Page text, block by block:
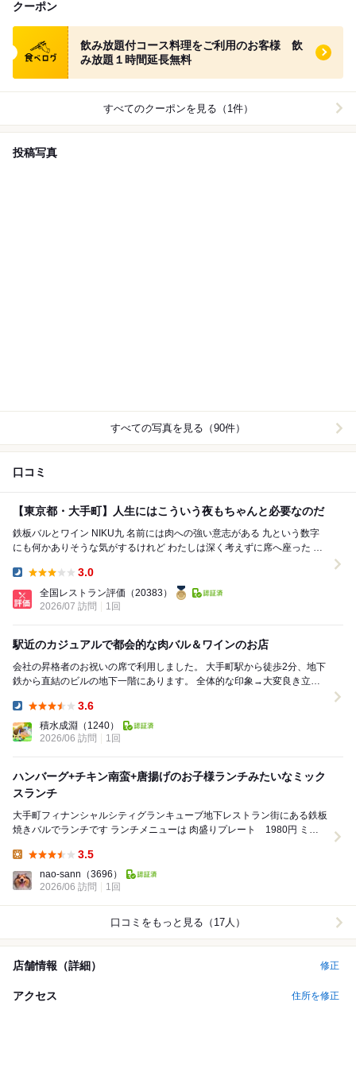
クーポン
食べログ クーポン
飲み放題付コース料理をご利用のお客様 飲
み放題１時間延長無料
すべてのクーポンを見る（1件）
投稿写真
すべての写真を見る（90件）
口コミ
【東京都・大手町】人生にはこういう夜もちゃんと必要なのだ
鉄板バルとワイン NIKU九 名前には肉への強い意志がある 九という数字
にも何かありそうな気がするけれど わたしは深く考えずに席へ座った こ
3.0
全国レストラン評価 （20383）
2026/07 訪問
1回
駅近のカジュアルで都会的な肉バル＆ワインのお店
会社の昇格者のお祝いの席で利用しました。 大手町駅から徒歩2分、地下
鉄から直結のビルの地下一階にあります。 全体的な印象→大変良き立地
3.6
積水成淵 （1240）
2026/06 訪問
1回
ハンバーグ+チキン南蛮+唐揚げのお子様ランチみたいなミック
スランチ
大手町フィナンシャルシティグランキューブ地下レストラン街にある鉄板
焼きバルでランチです ランチメニューは 肉盛りプレート 1980円 ミッ
3.5
nao-sann （3696）
2026/06 訪問
1回
口コミをもっと見る（17人）
店舗情報（詳細） 修正
アクセス 住所を修正